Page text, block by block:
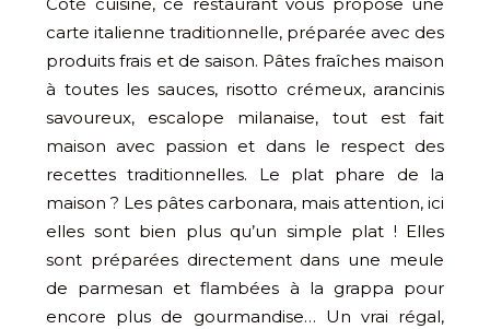
Côté cuisine, ce restaurant vous propose une
carte italienne traditionnelle, préparée avec des
produits frais et de saison. Pâtes fraîches maison
à toutes les sauces, risotto crémeux, arancinis
savoureux, escalope milanaise, tout est fait
maison avec passion et dans le respect des
recettes traditionnelles. Le plat phare de la
maison ? Les pâtes carbonara, mais attention, ici
elles sont bien plus qu’un simple plat ! Elles
sont préparées directement dans une meule
de parmesan et flambées à la grappa pour
encore plus de gourmandise… Un vrai régal,